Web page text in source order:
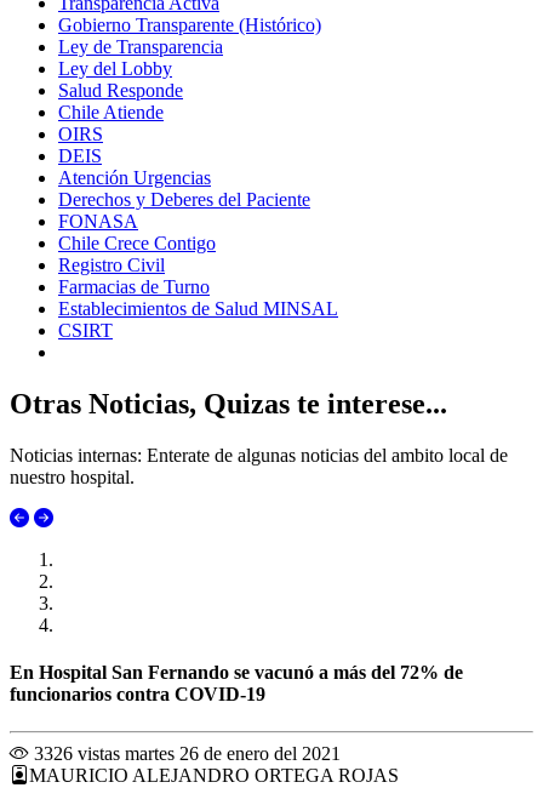
Gobierno Transparente (Histórico)
Ley de Transparencia
Ley del Lobby
Salud Responde
Chile Atiende
OIRS
DEIS
Atención Urgencias
Derechos y Deberes del Paciente
FONASA
Chile Crece Contigo
Registro Civil
Farmacias de Turno
Establecimientos de Salud MINSAL
CSIRT
Otras Noticias, Quizas te interese...
Noticias internas: Enterate de algunas noticias del ambito local de
nuestro hospital.
En Hospital San Fernando se vacunó a más del 72% de
funcionarios contra COVID-19
3326 vistas martes 26 de enero del 2021
MAURICIO ALEJANDRO ORTEGA ROJAS